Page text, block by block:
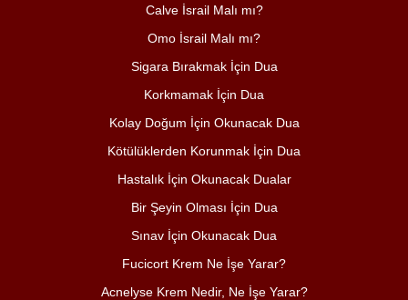
Calve İsrail Malı mı?
Omo İsrail Malı mı?
Sigara Bırakmak İçin Dua
Korkmamak İçin Dua
Kolay Doğum İçin Okunacak Dua
Kötülüklerden Korunmak İçin Dua
Hastalık İçin Okunacak Dualar
Bir Şeyin Olması İçin Dua
Sınav İçin Okunacak Dua
Fucicort Krem Ne İşe Yarar?
Acnelyse Krem Nedir, Ne İşe Yarar?